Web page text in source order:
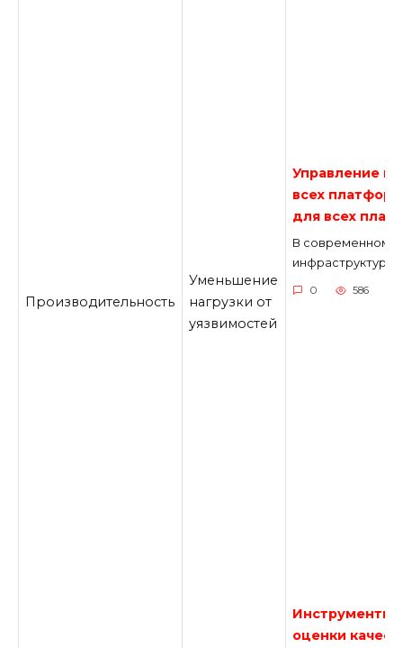
Производительность
Уменьшение
нагрузки от
уязвимостей
Управление
всех
для всех
В современном
инфраструктуры,
0 586
Инструменты
оценки